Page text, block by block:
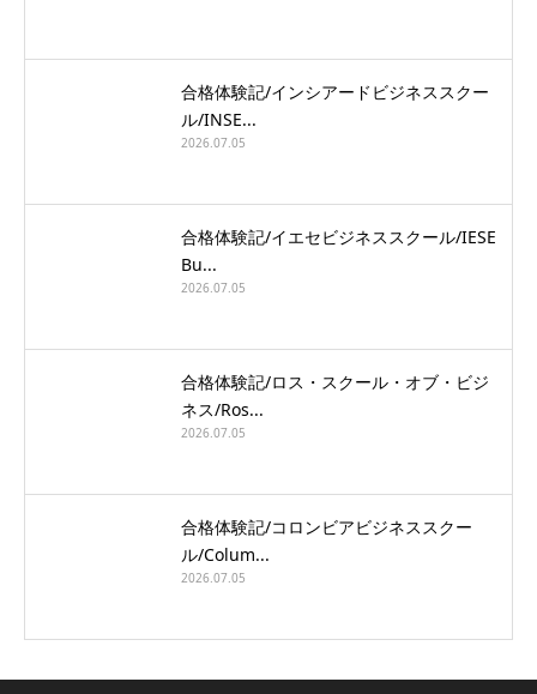
合格体験記/インシアードビジネススクー
ル/INSE...
2026.07.05
合格体験記/イエセビジネススクール/IESE
Bu...
2026.07.05
合格体験記/ロス・スクール・オブ・ビジ
ネス/Ros...
2026.07.05
合格体験記/コロンビアビジネススクー
ル/Colum...
2026.07.05